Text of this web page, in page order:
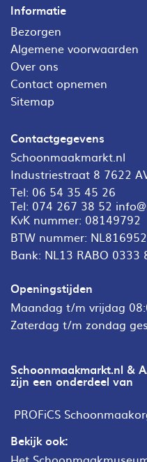
Informatie
Bezorgen
Algemene voorwaarden
Over ons
Contact opnemen
Sitemap
Contactgegevens
Schoonmaakmarkt.nl
Industriestraat 8 7622
Tel: 06 54 35 45 26
Tel: 074 267 38 52
KvK nummer: 08149792
BTW nummer:
Bank: NL13 RABO 0333
Openingstijden
Maandag t/m vrijdag
Zaterdag t/m zondag
Schoonmaakmarkt.nl &
zijn een onderdeel van
PROFiCS
Bekijk ook: